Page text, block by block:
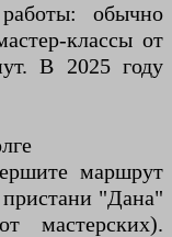
обычно
классы от
В 2025 году
маршрут
пристани "Дана"
мастерских).